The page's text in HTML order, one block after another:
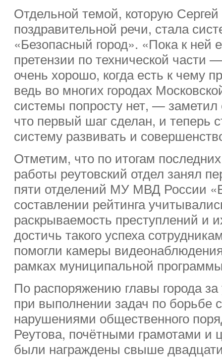
Отдельной темой, которую
поздравительной речи, стала
«Безопасный город». «Пока к ней
претензии по технической части
очень хорошо, когда есть к чему
ведь во многих городах
системы попросту нет, —
что первый шаг сделан, и теперь
систему развивать и
Отметим, что по итогам
работы реутовский отдел занял
пяти отделений МУ МВД России
составлении рейтинга
раскрываемость преступлений и
достичь такого успеха
помогли камеры
рамках муниципальной
По распоряжению главы города
при выполнении задач по борьбе
нарушениями общественного
Реутова, почётными грамотами и
были награждены свыше